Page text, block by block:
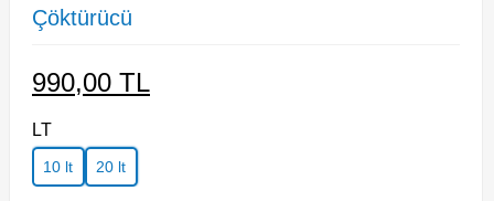
Çöktürücü
990,00 TL
LT
10 lt 20 lt